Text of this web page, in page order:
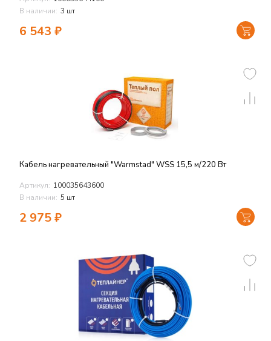
В наличии: 3 шт
6 543 ₽
Кабель нагревательный "Warmstad" WSS 15,5 м/220 Вт
Артикул: 100035643600
В наличии: 5 шт
2 975₽